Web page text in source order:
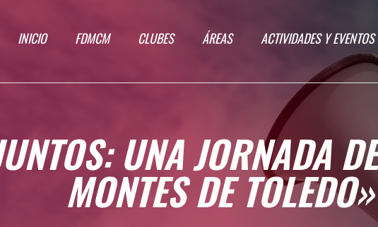
INICIO FDMCM CLUBES ÁREAS ACTIVIDADES Y EVENTOS
UNA JORNADA
MONTES DE TOLEDO»